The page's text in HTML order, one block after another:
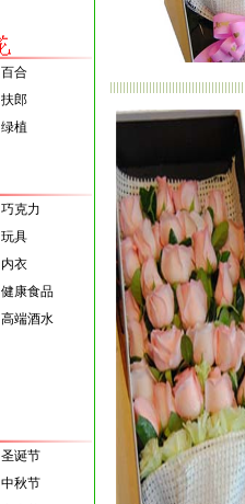
百合
扶郎
绿植
巧克力
玩具
内衣
健康食品
高端酒水
圣诞节
中秋节